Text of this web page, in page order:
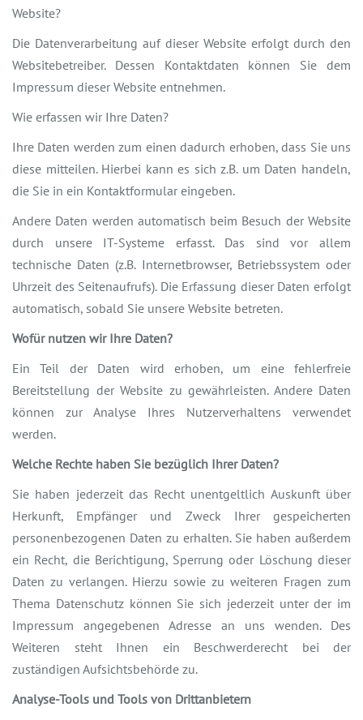
Website?
Die Datenverarbeitung auf dieser Website erfolgt durch den
Websitebetreiber. Dessen Kontaktdaten können Sie dem
Impressum dieser Website entnehmen.
Wie erfassen wir Ihre Daten?
Ihre Daten werden zum einen dadurch erhoben, dass Sie uns
diese mitteilen. Hierbei kann es sich z.B. um Daten handeln,
die Sie in ein Kontaktformular eingeben.
Andere Daten werden automatisch beim Besuch der Website
durch unsere IT-Systeme erfasst. Das sind vor allem
technische Daten (z.B. Internetbrowser, Betriebssystem oder
Uhrzeit des Seitenaufrufs). Die Erfassung dieser Daten erfolgt
automatisch, sobald Sie unsere Website betreten.
Wofür nutzen wir Ihre Daten?
Ein Teil der Daten wird erhoben, um eine fehlerfreie
Bereitstellung der Website zu gewährleisten. Andere Daten
können zur Analyse Ihres Nutzerverhaltens verwendet
werden.
Welche Rechte haben Sie bezüglich Ihrer Daten?
Sie haben jederzeit das Recht unentgeltlich Auskunft über
Herkunft, Empfänger und Zweck Ihrer gespeicherten
personenbezogenen Daten zu erhalten. Sie haben außerdem
ein Recht, die Berichtigung, Sperrung oder Löschung dieser
Daten zu verlangen. Hierzu sowie zu weiteren Fragen zum
Thema Datenschutz können Sie sich jederzeit unter der im
Impressum angegebenen Adresse an uns wenden. Des
Weiteren steht Ihnen ein Beschwerderecht bei der
zuständigen Aufsichtsbehörde zu.
Analyse-Tools und Tools von Drittanbietern